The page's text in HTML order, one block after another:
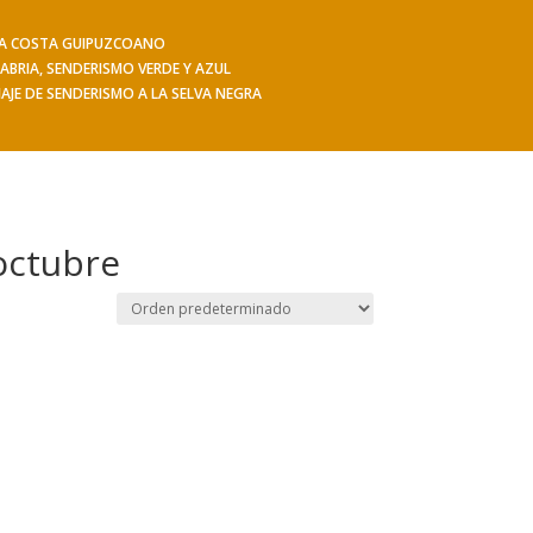
COSTA GUIPUZCOANO
SENDERISMO VERDE Y AZUL
DE SENDERISMO A LA SELVA NEGRA
Hacerse socio Contacto